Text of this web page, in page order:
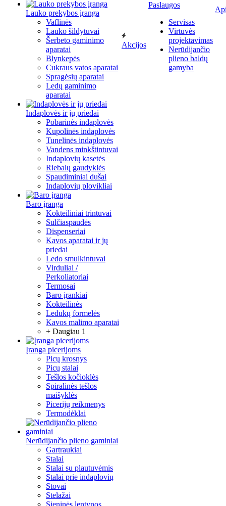
Lauko prekybos įranga
Vaflinės
Lauko šildytuvai
Šerbeto gaminimo
aparatai
Blynkepės
Cukraus vatos aparatai
Spragėsių aparatai
Ledų gaminimo
aparatai
Indaplovės ir jų priedai
Pobarinės indaplovės
Kupolinės indaplovės
Tunelinės indaplovės
Vandens minkštintuvai
Indaplovių kasetės
Riebalų gaudyklės
Spaudiminiai dušai
Indaplovių plovikliai
Baro įranga
Kokteiliniai trintuvai
Sulčiaspaudės
Dispenseriai
Kavos aparatai ir jų
priedai
Ledo smulkintuvai
Virduliai /
Perkoliatoriai
Termosai
Baro įrankiai
Kokteilinės
Ledukų formelės
Kavos malimo aparatai
+ Daugiau 1
Įranga picerijoms
Picų krosnys
Picų stalai
Tešlos kočioklės
Spiralinės tešlos
maišyklės
Picerijų reikmenys
Termodėklai
Nerūdijančio plieno gaminiai
Gartraukiai
Stalai
Stalai su plautuvėmis
Stalai prie indaplovių
Stovai
Stelažai
Sieninės lentynos
Akcijos
Paslaugos
Servisas
Virtuvės
projektavimas
Nerūdijančio
plieno baldų
gamyba